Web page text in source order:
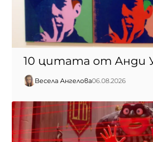
10 цитата от Анди
Весела Ангелова06.08.2026